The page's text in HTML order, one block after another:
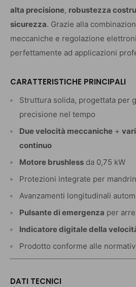
alta precisione, robustezza
sicurezza. Grazie alla
meccaniche e regolazione
perfettamente ad applicazioni
CARATTERISTICHE PRINCIPALI
Struttura solida, progettata per
precisione nel tempo
Due velocità meccaniche +
continuo
Motore brushless da 0,75 kW
Protezioni integrate per
Avanzamenti longitudinali
Pulsante di emergenza per
Indicatore digitale della
Prodotto conforme alle
DATI TECNICI